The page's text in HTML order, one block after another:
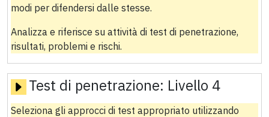
modi per difendersi dalle stesse.
Analizza e riferisce su attività di test di penetrazione,
risultati, problemi e rischi.
Test di penetrazione: Livello 4
Seleziona gli approcci di test appropriato utilizzando